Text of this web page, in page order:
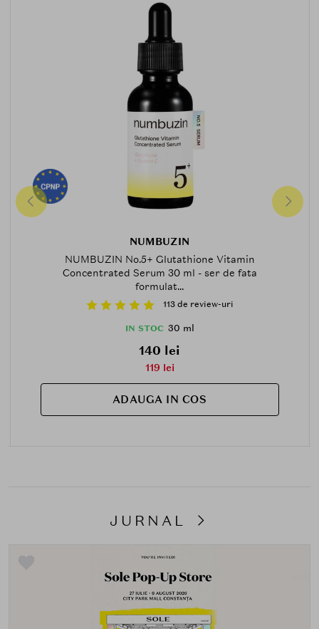
NUMBUZIN
NUMBUZIN No.5+ Glutathione Vitamin
Concentrated Serum 30 ml - ser de fata
formulat...
113 de review-uri
IN STOC 30 ml
140 lei
119 lei
ADAUGA IN COS
JURNAL